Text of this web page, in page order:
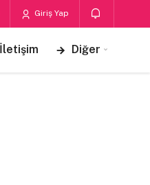
Giriş Yap
İletişim Diğer